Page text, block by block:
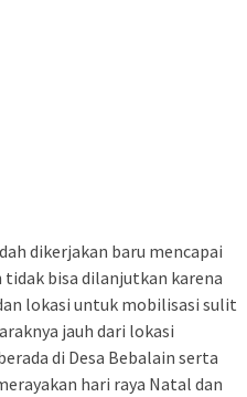
dikerjakan baru mencapai
bisa dilanjutkan karena
lokasi untuk mobilisasi sulit
jauh dari lokasi
di Desa Bebalain serta
hari raya Natal dan